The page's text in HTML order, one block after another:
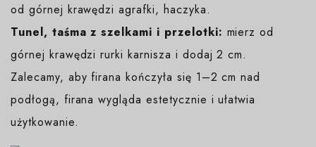
od górnej krawędzi agrafki, haczyka.
Tunel, taśma z szelkami i przelotki: mierz od
górnej krawędzi rurki karnisza i dodaj 2 cm.
Zalecamy, aby firana kończyła się 1–2 cm nad
podłogą, firana wygląda estetycznie i ułatwia
użytkowanie.